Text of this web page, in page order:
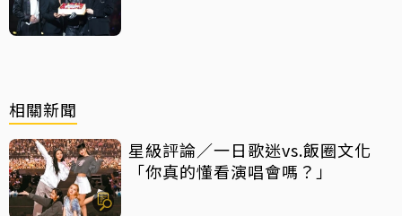
相關新聞
星級評論／一日歌迷vs.飯圈文化
「你真的懂看演唱會嗎？」